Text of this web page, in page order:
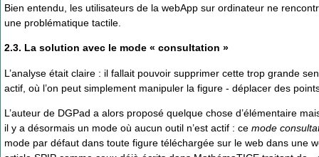
Bien entendu, les utilisateurs de la webApp sur ordinateur ne
une problématique tactile.
2.3. La solution avec le mode « consultation »
L’analyse était claire : il fallait pouvoir supprimer cette trop grande
actif, où l’on peut simplement manipuler la figure - déplacer des
L’auteur de DGPad a alors proposé quelque chose d’élémentaire
il y a désormais un mode où aucun outil n’est actif : ce mode
mode par défaut dans toute figure téléchargée sur le web dans une